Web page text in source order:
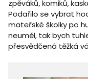
zpěváků, komiků,
Podařilo se vybrat
mateřské školky po
neuměl, tak bych
přesvědčená těžká